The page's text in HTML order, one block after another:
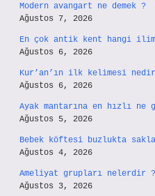
Modern avangart ne demek ?
Ağustos 7, 2026
En çok antik kent hangi
Ağustos 6, 2026
Kur’an’ın ilk kelimesi
Ağustos 6, 2026
Ayak mantarına en hızlı
Ağustos 5, 2026
Bebek köftesi buzlukta
Ağustos 4, 2026
Ameliyat grupları nelerdir ?
Ağustos 3, 2026